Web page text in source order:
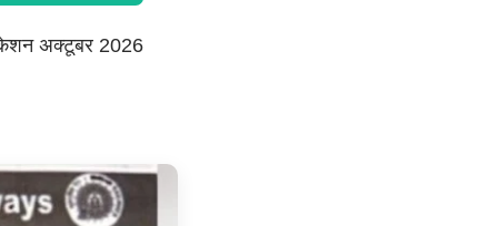
अक्टूबर 2026